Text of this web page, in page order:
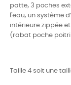
patte, 3 poches
l'eau, un système
intérieure zippée
( rabat poche
Taille 4 soit une